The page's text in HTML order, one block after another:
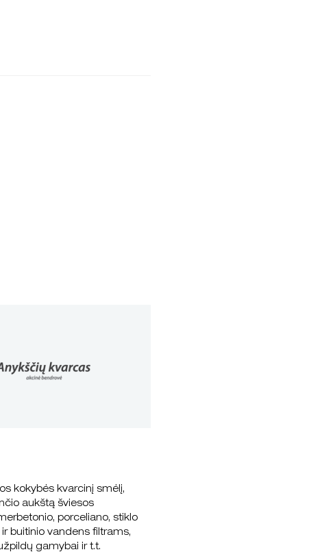
kokybės kvarcinį smėlį,
aukštą šviesos
porceliano, stiklo
buitinio vandens filtrams,
gamybai ir t.t.